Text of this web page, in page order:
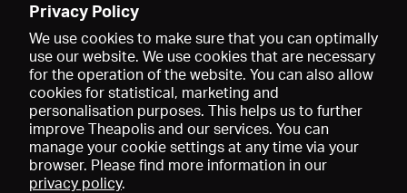
Privacy Policy
We use cookies to make sure that you can optimally
use our website. We use cookies that are necessary
for the operation of the website. You can also allow
cookies for statistical, marketing and
personalisation purposes. This helps us to further
improve Theapolis and our services. You can
manage your cookie settings at any time via your
browser. Please find more information in our
privacy policy.